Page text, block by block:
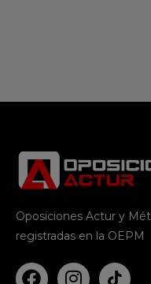
Oposiciones Actur y
registradas en la OEPM